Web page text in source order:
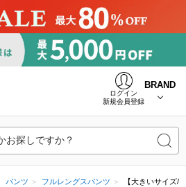
ログイン
新規会員登録
BRAND
お探しですか？
パンツ フルレングスパンツ 【大きいサイズ/